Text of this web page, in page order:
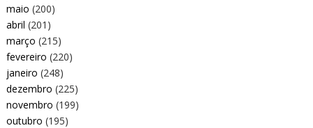
maio (200)
abril (201)
março (215)
fevereiro (220)
janeiro (248)
dezembro (225)
novembro (199)
outubro (195)